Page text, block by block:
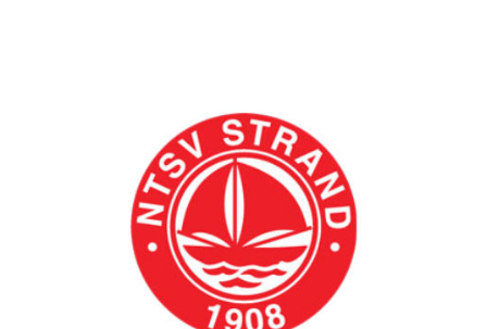
Partner führen diese Informationen möglicherweise mit
weiteren Daten zusammen, die Sie ihnen bereitgestellt
haben oder die sie im Rahmen Ihrer Nutzung der Dienste
gesammelt haben. Die
Cookie-Einstellungen
jederzeit über den Link im Footer aufgerufen und
angepasst werden.